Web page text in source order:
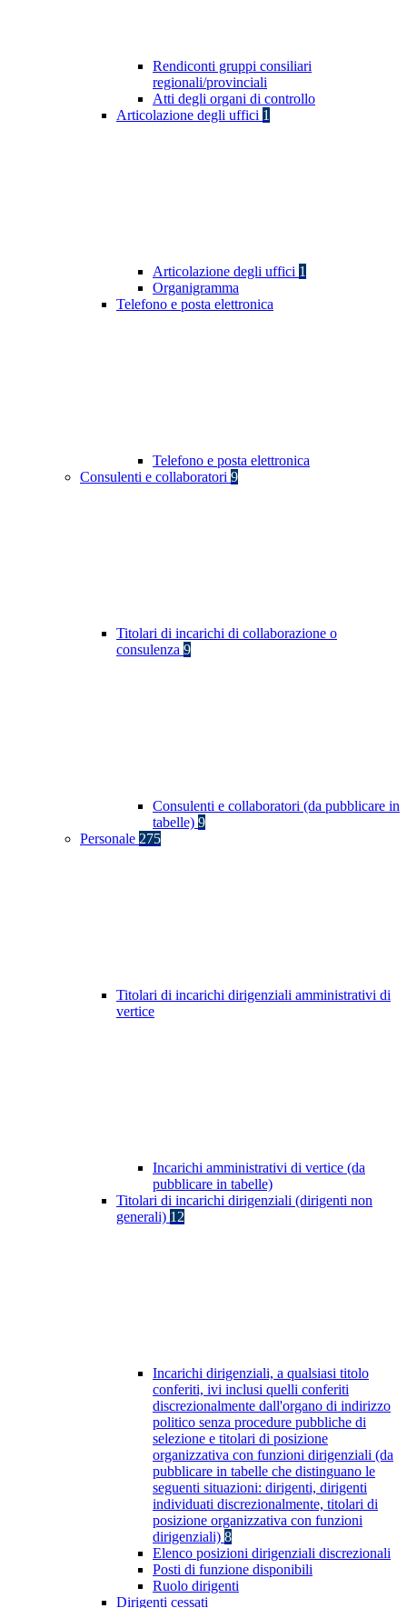
Rendiconti gruppi consiliari
regionali/provinciali
Atti degli organi di controllo
Articolazione degli uffici 1
Articolazione degli uffici 1
Organigramma
Telefono e posta elettronica
Telefono e posta elettronica
Consulenti e collaboratori 9
Titolari di incarichi di collaborazione o
consulenza 9
Consulenti e collaboratori (da pubblicare in
tabelle) 9
Personale 275
Titolari di incarichi dirigenziali amministrativi di
vertice
Incarichi amministrativi di vertice (da
pubblicare in tabelle)
Titolari di incarichi dirigenziali (dirigenti non
generali) 12
Incarichi dirigenziali, a qualsiasi titolo
conferiti, ivi inclusi quelli conferiti
discrezionalmente dall'organo di indirizzo
politico senza procedure pubbliche di
selezione e titolari di posizione
organizzativa con funzioni dirigenziali (da
pubblicare in tabelle che distinguano le
seguenti situazioni: dirigenti, dirigenti
individuati discrezionalmente, titolari di
posizione organizzativa con funzioni
dirigenziali) 8
Elenco posizioni dirigenziali discrezionali
Posti di funzione disponibili
Ruolo dirigenti
Dirigenti cessati